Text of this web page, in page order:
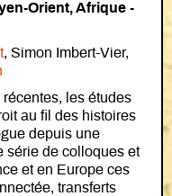
Orient, Afrique -
, Simon Imbert-Vier,
les études
au fil des histoires
depuis une
série de colloques et
et en Europe ces
transferts